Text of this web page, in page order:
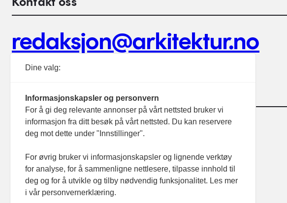
redaksjon@arkitektur.no
Debattinnlegg, tips og andre henvendelser.
Footer hovednavigasjon
Aktuelt
Meninger
Prosjekter
Folk
Dine valg:
Informasjonskapsler og personvern
For å gi deg relevante annonser på vårt nettsted bruker vi
informasjon fra ditt besøk på vårt nettsted. Du kan reservere
deg mot dette under "Innstillinger".
For øvrig bruker vi informasjonskapsler og lignende verktøy
for analyse, for å sammenligne nettlesere, tilpasse innhold til
deg og for å utvikle og tilby nødvendig funksjonalitet. Les mer
i vår personvernerklæring.